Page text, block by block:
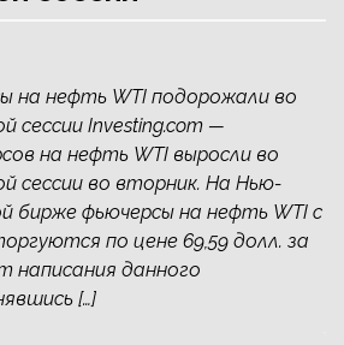
на нефть WTI подорожали во
сессии Investing.com —
на нефть WTI выросли во
сессии во вторник. На Нью-
бирже фьючерсы на нефть WTI с
по цене 69,59 долл. за
написания данного
[…]